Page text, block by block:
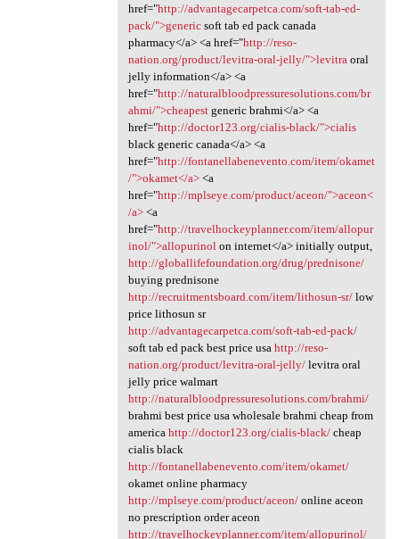
href="http://advantagecarpetca.com/soft-tab-ed-
pack/">genericsoft tab ed pack canada
pharmacy</a> <a href="http://reso-
nation.org/product/levitra-oral-jelly/">levitraoral
jelly information</a> <a
href="http://naturalbloodpressuresolutions.com/br
ahmi/">cheapestgeneric brahmi</a> <a
href="http://doctor123.org/cialis-black/">cialis
black generic canada</a> <a
href="http://fontanellabenevento.com/item/okamet
/">okamet</a><a
href="http://mplseye.com/product/aceon/">aceon<
/a><a
href="http://travelhockeyplanner.com/item/allopur
inol/">allopurinolon internet</a> initially output,
http://globallifefoundation.org/drug/prednisone/
buying prednisone
http://recruitmentsboard.com/item/lithosun-sr/low
price lithosun sr
http://advantagecarpetca.com/soft-tab-ed-pack/
soft tab ed pack best price usa http://reso-
nation.org/product/levitra-oral-jelly/levitra oral
jelly price walmart
http://naturalbloodpressuresolutions.com/brahmi/
brahmi best price usa wholesale brahmi cheap from
america http://doctor123.org/cialis-black/cheap
cialis black
http://fontanellabenevento.com/item/okamet/
okamet online pharmacy
http://mplseye.com/product/aceon/online aceon
no prescription order aceon
http://travelhockeyplanner.com/item/allopurinol/